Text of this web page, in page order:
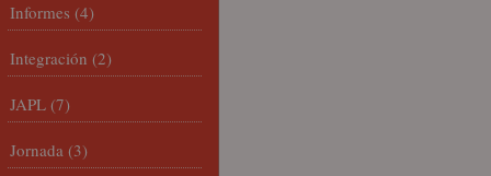
Informes (4)
Integración (2)
JAPL (7)
Jornada (3)